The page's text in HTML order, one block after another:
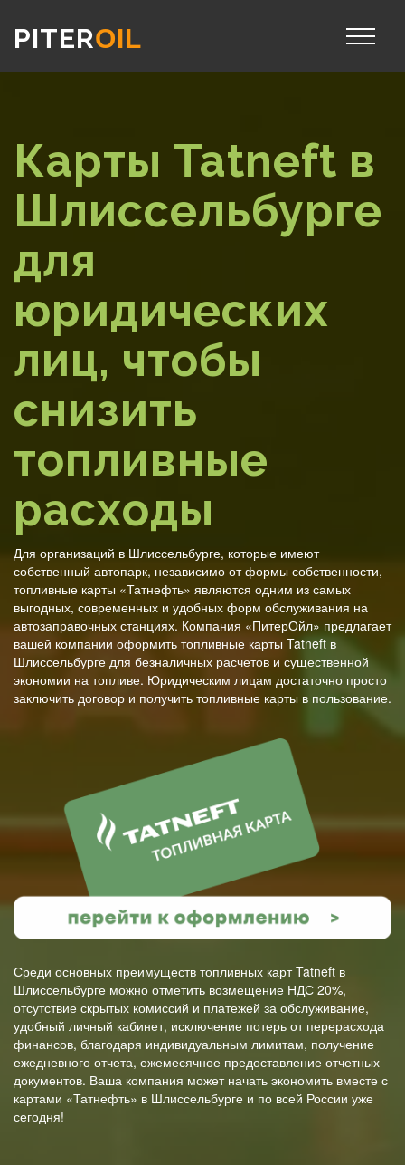
PITEROIL
Карты Tatneft в
Шлиссельбурге
для
юридических
лиц, чтобы
снизить
топливные
расходы
Для организаций в Шлиссельбурге, которые имеют
собственный автопарк, независимо от формы собственности,
топливные карты «Татнефть» являются одним из самых
выгодных, современных и удобных форм обслуживания на
автозаправочных станциях. Компания «ПитерОйл» предлагает
вашей компании оформить топливные карты Tatneft в
Шлиссельбурге для безналичных расчетов и существенной
экономии на топливе. Юридическим лицам достаточно просто
заключить договор и получить топливные карты в пользование.
Среди основных преимуществ топливных карт Tatneft в
Шлиссельбурге можно отметить возмещение НДС 20%,
отсутствие скрытых комиссий и платежей за обслуживание,
удобный личный кабинет, исключение потерь от перерасхода
финансов, благодаря индивидуальным лимитам, получение
ежедневного отчета, ежемесячное предоставление отчетных
документов. Ваша компания может начать экономить вместе с
картами «Татнефть» в Шлиссельбурге и по всей России уже
сегодня!